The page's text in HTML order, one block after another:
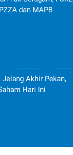
dan MAPB
Akhir Pekan,
Hari Ini